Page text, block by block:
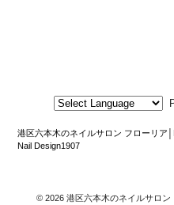
港区六本木のネイルサロン フローリア
Nail Design1907
© 2026 港区六本木のネイルサロン